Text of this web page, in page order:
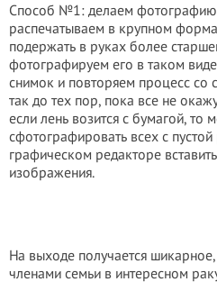
Способ №1: делаем фотографию
распечатываем в крупном
подержать в руках более
фотографируем его в таком
снимок и повторяем процесс
так до тех пор, пока все не
если лень возится с бумагой,
сфотографировать всех с
графическом редакторе
изображения.
На выходе получается
членами семьи в интересном